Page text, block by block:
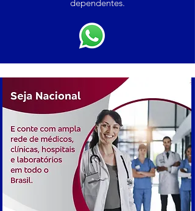
dependentes.